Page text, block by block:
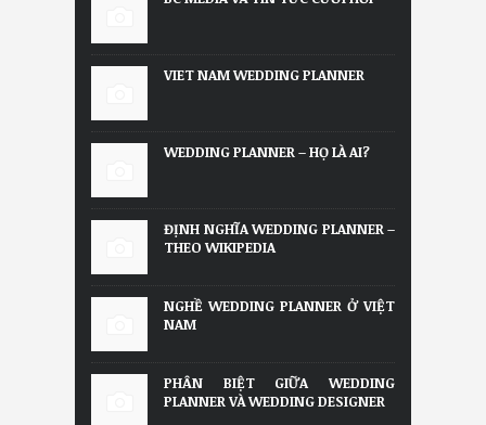
VIET NAM WEDDING PLANNER
WEDDING PLANNER – HỌ LÀ AI?
ĐỊNH NGHĨA WEDDING PLANNER –
THEO WIKIPEDIA
NGHỀ WEDDING PLANNER Ở VIỆT
NAM
PHÂN BIỆT GIỮA WEDDING
PLANNER VÀ WEDDING DESIGNER